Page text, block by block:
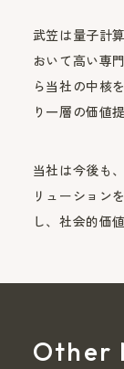
武笠は量子計
おいて高い専
ら当社の中核
り一層の価値
当社は今後も
リューション
し、社会的価
Other